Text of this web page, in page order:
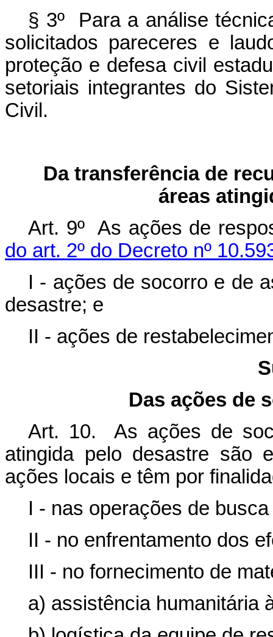
§ 3º Para a análise
solicitados pareceres e
proteção e defesa civil
setoriais integrantes do
Civil.
Da transferência de
áreas
Art. 9º As ações de
do art. 2º do Decreto nº
I - ações de socorro e de
desastre; e
II - ações de
Das ações de
Art. 10. As ações de
atingida pelo desastre são
ações locais e têm por
I - nas operações de
II - no enfrentamento dos
III - no fornecimento de
a) assistência humanitária